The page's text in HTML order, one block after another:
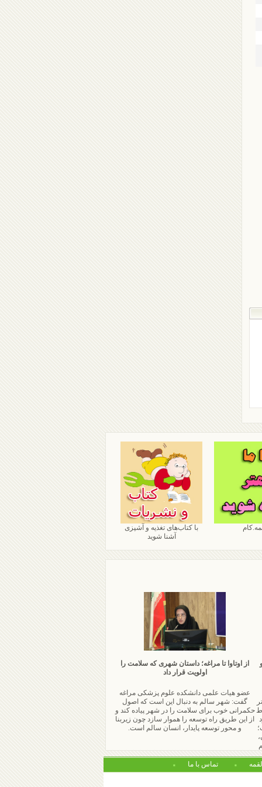
با کتاب‌های تغذیه و آشپزی
آشنا شوید
از اوتاوا تا مراغه؛ داستان شهری که سلامت را
اولویت قرار داد
عضو هیات علمی دانشکده علوم پزشکی مراغه
گفت: شهر سالم به دنبال این است که اصول
حکمرانی خوب برای سلامت را در شهر پیاده کند و
از این طریق راه توسعه را هموار سازد چون زیربنا
و محور توسعه پایدار، انسان سالم است.
تماس با ما